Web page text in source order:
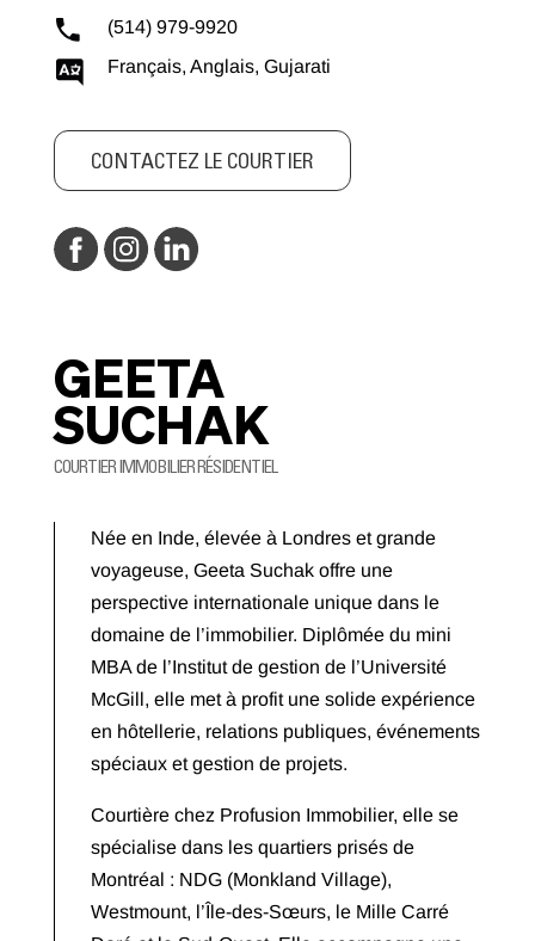
(514) 979-9920
Français, Anglais, Gujarati
CONTACTEZ LE COURTIER
GEETA
SUCHAK
COURTIER IMMOBILIER RÉSIDENTIEL
Née en Inde, élevée à Londres et grande
voyageuse, Geeta Suchak offre une
perspective internationale unique dans le
domaine de l’immobilier. Diplômée du mini
MBA de l’Institut de gestion de l’Université
McGill, elle met à profit une solide expérience
en hôtellerie, relations publiques, événements
spéciaux et gestion de projets.
Courtière chez Profusion Immobilier, elle se
spécialise dans les quartiers prisés de
Montréal : NDG (Monkland Village),
Westmount, l’Île-des-Sœurs, le Mille Carré